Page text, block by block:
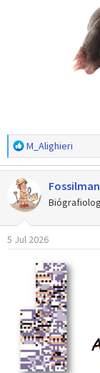
R
e
a
c
c
i
o
n
M_Alighieri
5 Jul 2026